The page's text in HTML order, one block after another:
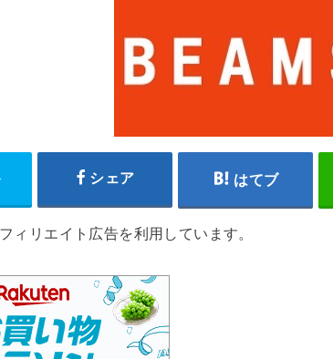
シェア はてブ
ィリエイト広告を利用しています。